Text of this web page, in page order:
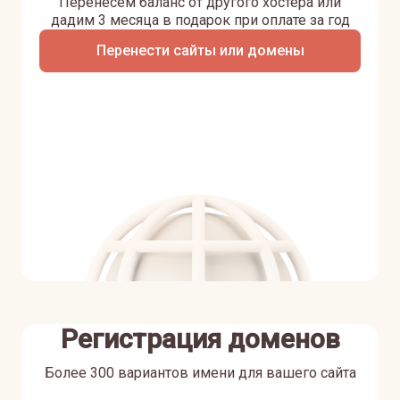
Перенести сайты или домены
дадим 3 месяца в подарок при оплате за год
Регистрация доменов
Более 300 вариантов имени для вашего сайта